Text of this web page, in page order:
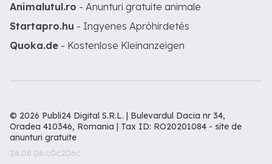
Animalutul.ro - Anunturi gratuite animale
Startapro.hu - Ingyenes Apróhirdetés
Quoka.de - Kostenlose Kleinanzeigen
© 2026 Publi24 Digital S.R.L. | Bulevardul Dacia nr 34,
Oradea 410346, Romania | Tax ID: RO20201084 - site de
anunturi gratuite
26.08.06.c0c206c